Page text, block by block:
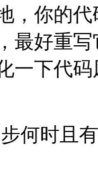
，你的
最好重
一下代码
步何时且